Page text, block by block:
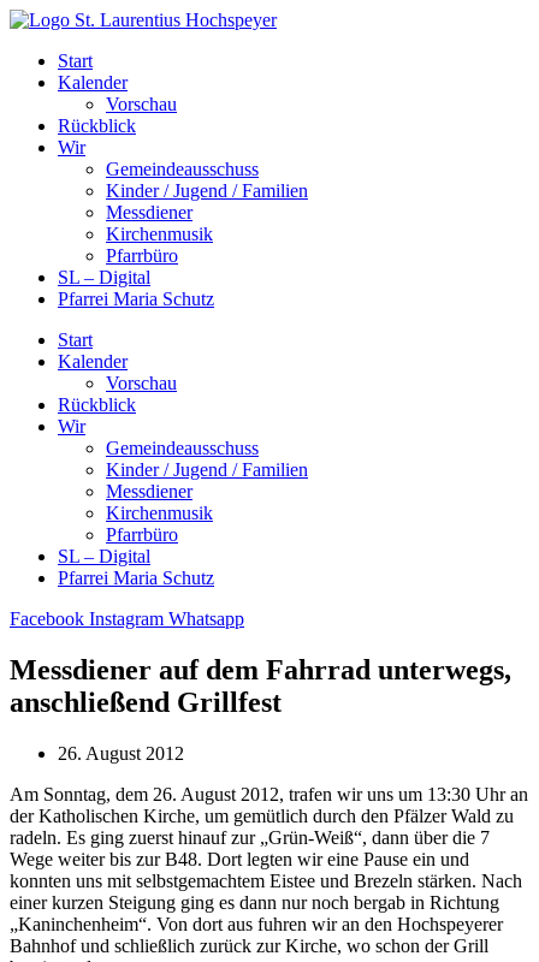
Zum
springenStart
Kalender
Vorschau
Rückblick
Wir
Gemeindeausschuss
Kinder / Jugend / Familien
Messdiener
Kirchenmusik
Pfarrbüro
SL – Digital
Pfarrei Maria Schutz
Start
Kalender
Vorschau
Rückblick
Wir
Gemeindeausschuss
Kinder / Jugend / Familien
Messdiener
Kirchenmusik
Pfarrbüro
SL – Digital
Pfarrei Maria Schutz
Facebook Instagram Whatsapp
Messdiener auf dem Fahrrad unterwegs,
anschließend Grillfest
26. August 2012
Am Sonntag, dem 26. August 2012, trafen wir uns um 13:30 Uhr an
der Katholischen Kirche, um gemütlich durch den Pfälzer Wald zu
radeln. Es ging zuerst hinauf zur „Grün-Weiß“, dann über die 7
Wege weiter bis zur B48. Dort legten wir eine Pause ein und
konnten uns mit selbstgemachtem Eistee und Brezeln stärken. Nach
einer kurzen Steigung ging es dann nur noch bergab in Richtung
„Kaninchenheim“. Von dort aus fuhren wir an den Hochspeyerer
Bahnhof und schließlich zurück zur Kirche, wo schon der Grill